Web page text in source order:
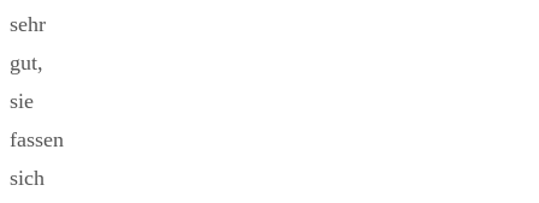
sehr
gut,
sie
fassen
sich